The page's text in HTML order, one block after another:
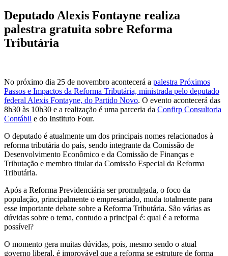
Deputado Alexis Fontayne realiza
palestra gratuita sobre Reforma
Tributária
No próximo dia 25 de novembro acontecerá a palestra Próximos
Passos e Impactos da Reforma Tributária, ministrada pelo deputado
federal Alexis Fontayne, do Partido Novo. O evento acontecerá das
8h30 às 10h30 e a realização é uma parceria da Confirp Consultoria
Contábil e do Instituto Four.
O deputado é atualmente um dos principais nomes relacionados à
reforma tributária do país, sendo integrante da Comissão de
Desenvolvimento Econômico e da Comissão de Finanças e
Tributação e membro titular da Comissão Especial da Reforma
Tributária.
Após a Reforma Previdenciária ser promulgada, o foco da
população, principalmente o empresariado, muda totalmente para
esse importante debate sobre a Reforma Tributária. São várias as
dúvidas sobre o tema, contudo a principal é: qual é a reforma
possível?
O momento gera muitas dúvidas, pois, mesmo sendo o atual
governo liberal, é improvável que a reforma se estruture de forma